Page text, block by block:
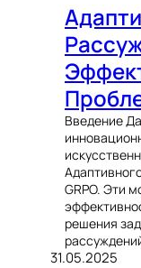
Введение
GRPO. Эти
решения
31.05.2025